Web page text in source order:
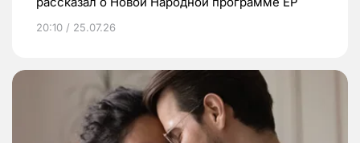
20:10 / 25.07.26